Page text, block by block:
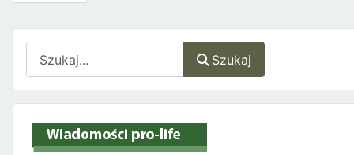
Szukaj